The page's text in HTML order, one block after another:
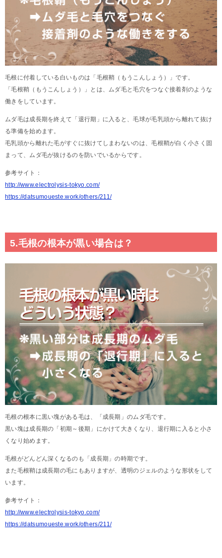
毛根に付着している白いものは「毛根鞘（もうこんしょう）」です。
「毛根鞘（もうこんしょう）」とは、ムダ毛と毛穴をつなぐ接着剤のような
働きをしています。
ムダ毛は成長期を終えて「退行期」に入ると、毛球が毛乳頭から離れて抜け
る準備を始めます。
毛乳頭から離れた毛がすぐに抜けてしまわないのは、毛根鞘が白く小さく固
まって、ムダ毛が抜けるのを防いでいるからです。
参考サイト：
http://www.electrolysis-tokyo.com/
https://datsumoueste.work/others/211/
5.毛根の根本が黒い場合は？
毛根の根本に黒い塊がある毛は、「成長期」のムダ毛です。
黒い塊は成長期の「初期～後期」にかけて大きくなり、退行期に入ると小さ
くなり始めます。
毛根がどんどん深くなるのも「成長期」の時期です。
また毛根鞘は成長期の毛にもありますが、透明のジェルのような形状をして
います。
参考サイト：
http://www.electrolysis-tokyo.com/
https://datsumoueste.work/others/211/